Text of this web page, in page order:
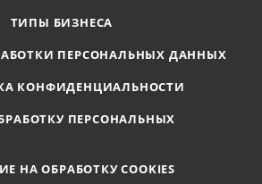
ТИПЫ БИЗНЕСА
ПЕРСОНАЛЬНЫХ ДАННЫХ
КОНФИДЕНЦИАЛЬНОСТИ
ПЕРСОНАЛЬНЫХ
НА ОБРАБОТКУ COOKIES